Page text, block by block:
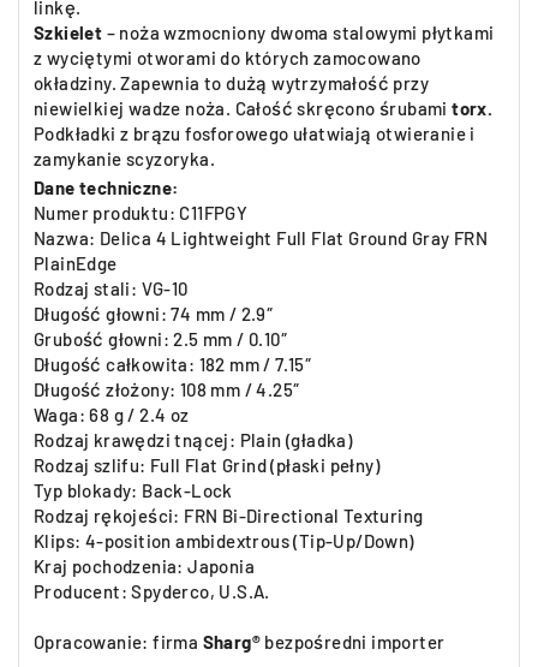
linkę.
Szkielet – noża wzmocniony dwoma stalowymi płytkami
z wyciętymi otworami do których zamocowano
okładziny. Zapewnia to dużą wytrzymałość przy
niewielkiej wadze noża. Całość skręcono śrubamitorx.
Podkładki z brązu fosforowego ułatwiają otwieranie i
zamykanie scyzoryka.
Dane techniczne:
Numer produktu: C11FPGY
Nazwa: Delica 4 Lightweight Full Flat Ground Gray FRN
PlainEdge
Rodzaj stali: VG-10
Długość głowni: 74 mm / 2.9″
Grubość głowni: 2.5 mm / 0.10″
Długość całkowita: 182 mm / 7.15″
Długość złożony: 108 mm / 4.25″
Waga: 68 g / 2.4 oz
Rodzaj krawędzi tnącej: Plain (gładka)
Rodzaj szlifu: Full Flat Grind (płaski pełny)
Typ blokady: Back-Lock
Rodzaj rękojeści: FRN Bi-Directional Texturing
Klips: 4-position ambidextrous(Tip-Up/Down)
Kraj pochodzenia: Japonia
Producent: Spyderco, U.S.A.
Opracowanie: firma Sharg® bezpośredni importer